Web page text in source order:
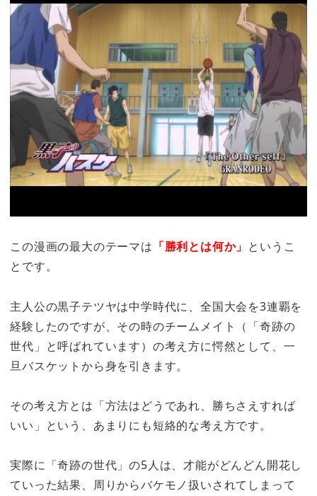
この漫画の最大のテーマは 「勝利とは何か」 というこ
とです。
主人公の黒子テツヤは中学時代に、全国大会を3連覇を
経験したのですが、その時のチームメイト（「奇跡の
世代」と呼ばれています）の考え方に愕然として、一
旦バスケットから身を引きます。
その考え方とは「方法はどうであれ、勝ちさえすれば
いい」という、あまりにも短絡的な考え方です。
実際に「奇跡の世代」の5人は、才能がどんどん開花し
ていった結果、周りからバケモノ扱いされてしまって